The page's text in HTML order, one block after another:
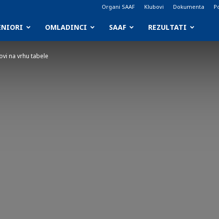
Organi SAAF Klubovi Dokumenta
OMLADINCI SAAF REZULTATI
na vrhu tabele